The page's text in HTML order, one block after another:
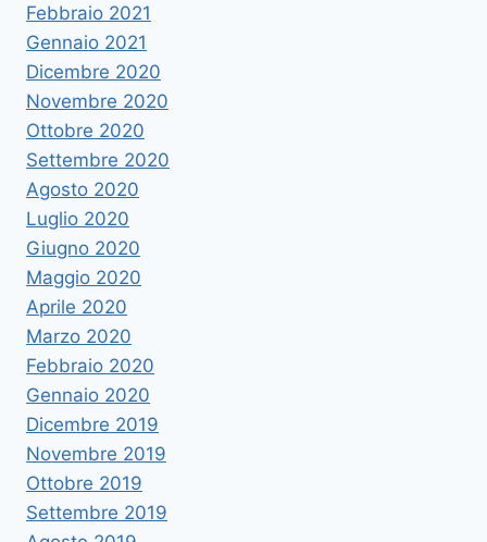
Febbraio 2021
Gennaio 2021
Dicembre 2020
Novembre 2020
Ottobre 2020
Settembre 2020
Agosto 2020
Luglio 2020
Giugno 2020
Maggio 2020
Aprile 2020
Marzo 2020
Febbraio 2020
Gennaio 2020
Dicembre 2019
Novembre 2019
Ottobre 2019
Settembre 2019